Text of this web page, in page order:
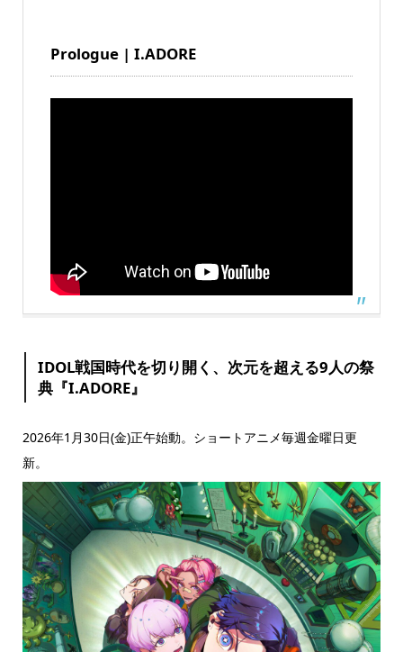
Prologue | I.ADORE
IDOL戦国時代を切り開く、次元を超える9人の祭
典『I.ADORE』
2026年1月30日(金)正午始動。ショートアニメ毎週金曜日更
新。